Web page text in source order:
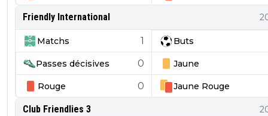
Friendly International
Matchs 1 Buts
Passes décisives 0 Jaune
Rouge 0 Jaune Rouge
Club Friendlies 3